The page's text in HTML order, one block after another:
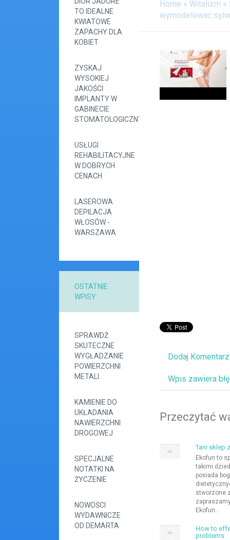
TO IDEALNE
KWIATOWE
ZAPACHY DLA
KOBIET
ZYSKAJ
WYSOKIEJ
JAKOŚCI
IMPLANTY W
GABINECIE
STOMATOLOGICZNYM
USŁUGI
REHABILITACYJNE
W DOBRYCH
CENACH
LASEROWA
DEPILACJA
WŁOSÓW -
WARSZAWA
OSTATNIE
WPISY:
SPRAWDŹ
SKUTECZNE
WYGŁADZANIE
POWIERZCHNI
METALI.
KAMIENIE DO
UKŁADANIA
NAWIERZCHNI
DROGOWEJ
SPECJALNE
NOTATKI NA
ŻYCZENIE
NOWOŚCI
WYDAWNICZE
OD DEMARTA
Home »Witalizm »
wymodelować
Dodaj Komentarz
Wpis zawiera
Przeczytać
Tani sklep
Ekofun to
takimi
posiada
stworzone
Ekofun...
How to
problems